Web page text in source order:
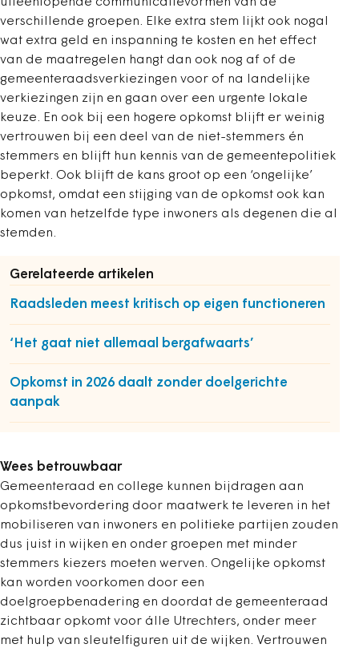
verschillende groepen. Elke extra stem lijkt ook nogal
wat extra geld en inspanning te kosten en het effect
van de maatregelen hangt dan ook nog af of de
gemeenteraadsverkiezingen voor of na landelijke
verkiezingen zijn en gaan over een urgente lokale
keuze. En ook bij een hogere opkomst blijft er weinig
vertrouwen bij een deel van de niet-stemmers én
stemmers en blijft hun kennis van de gemeentepolitiek
beperkt. Ook blijft de kans groot op een ‘ongelijke’
opkomst, omdat een stijging van de opkomst ook kan
komen van hetzelfde type inwoners als degenen die al
stemden.
Gerelateerde artikelen
Raadsleden meest kritisch op eigen functioneren
‘Het gaat niet allemaal bergafwaarts’
Opkomst in 2026 daalt zonder doelgerichte
aanpak
Wees betrouwbaar
Gemeenteraad en college kunnen bijdragen aan
opkomstbevordering door maatwerk te leveren in het
mobiliseren van inwoners en politieke partijen zouden
dus juist in wijken en onder groepen met minder
stemmers kiezers moeten werven. Ongelijke opkomst
kan worden voorkomen door een
doelgroepbenadering en doordat de gemeenteraad
zichtbaar opkomt voor álle Utrechters, onder meer
met hulp van sleutelfiguren uit de wijken. Vertrouwen